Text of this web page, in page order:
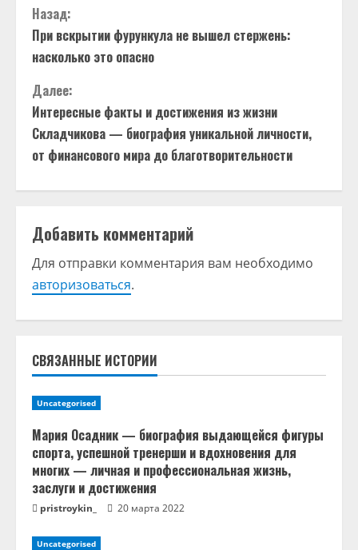
П
р
о
д
о
л
ж
и
т
ь
ч
т
е
н
и
е
Назад:
При вскрытии фурункула не вышел стержень:
насколько это опасно
Далее:
Интересные факты и достижения из жизни
Складчикова — биография уникальной личности,
от финансового мира до благотворительности
Добавить комментарий
Для отправки комментария вам необходимо
авторизоваться.
СВЯЗАННЫЕ ИСТОРИИ
Uncategorised
Мария Осадник — биография выдающейся фигуры
спорта, успешной тренерши и вдохновения для
многих — личная и профессиональная жизнь,
заслуги и достижения
pristroykin_ 20 марта 2022
Uncategorised